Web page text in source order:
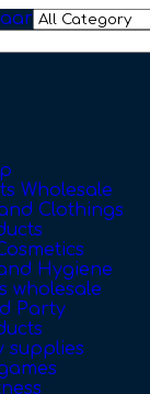
Wholesale
Clothings
Hygiene
wholesale
Party
supplies